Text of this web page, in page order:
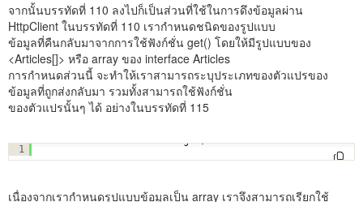
จากนั้นบรรทัดที่ 110 ลงไปก็เป็นส่วนที่ใช้ในการดึงข้อมูลผ่าน
HttpClient ในบรรทัดที่ 110 เรากำหนดชนิดของรูปแบบ
ข้อมูลที่คืนกลับมาจากการใช้ฟังก์ชั่น get() โดยให้มีรูปแบบของ
<Articles[]> หรือ array ของ interface Articles
การกำหนดส่วนนี้ จะทำให้เราสามารถระบุประเภทของตัวแปรของ
ข้อมูลที่ถูกส่งกลับมา รวมทั้งสามารถใช้ฟังก์ชั่น
ของตัวแปรนั้นๆ ได้ อย่างในบรรทัดที่ 115
1
เนื่องจากเรากำหนดรูปแบบข้อมูลเป็น array เราจึงสามารถเรียกใช้